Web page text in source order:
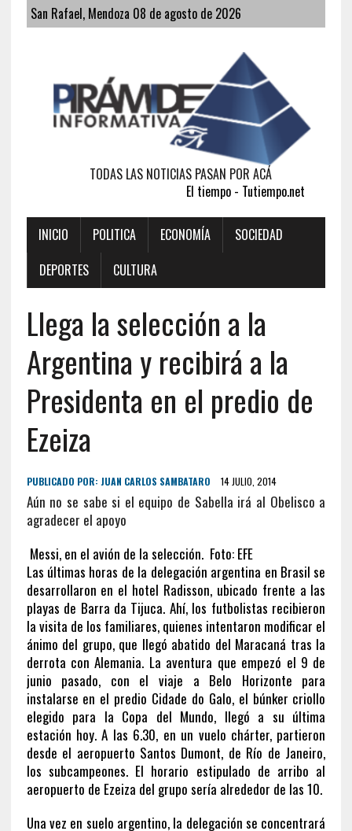
San Rafael, Mendoza 08 de agosto de 2026
TODAS LAS NOTICIAS PASAN POR ACÁ
El tiempo - Tutiempo.net
INICIO POLITICA ECONOMÍA
SOCIEDAD
DEPORTES
CULTURA
Llega la selección a la
Argentina y recibirá a la
Presidenta en el predio de
Ezeiza
PUBLICADO POR: JUAN CARLOS SAMBATARO 14 JULIO, 2014
Aún no se sabe si el equipo de Sabella irá al Obelisco a
agradecer el apoyo
Messi, en el avión de la selección. Foto: EFE
Las últimas horas de la delegación argentina en Brasil se
desarrollaron en el hotel Radisson, ubicado frente a las
playas de Barra da Tijuca. Ahí, los futbolistas recibieron
la visita de los familiares, quienes intentaron modificar el
ánimo del grupo, que llegó abatido del Maracaná tras la
derrota con Alemania. La aventura que empezó el 9 de
junio pasado, con el viaje a Belo Horizonte para
instalarse en el predio Cidade do Galo, el búnker criollo
elegido para la Copa del Mundo, llegó a su última
estación hoy. A las 6.30, en un vuelo chárter, partieron
desde el aeropuerto Santos Dumont, de Río de Janeiro,
los subcampeones. El horario estipulado de arribo al
aeropuerto de Ezeiza del grupo sería alrededor de las 10.
Una vez en suelo argentino, la delegación se concentrará